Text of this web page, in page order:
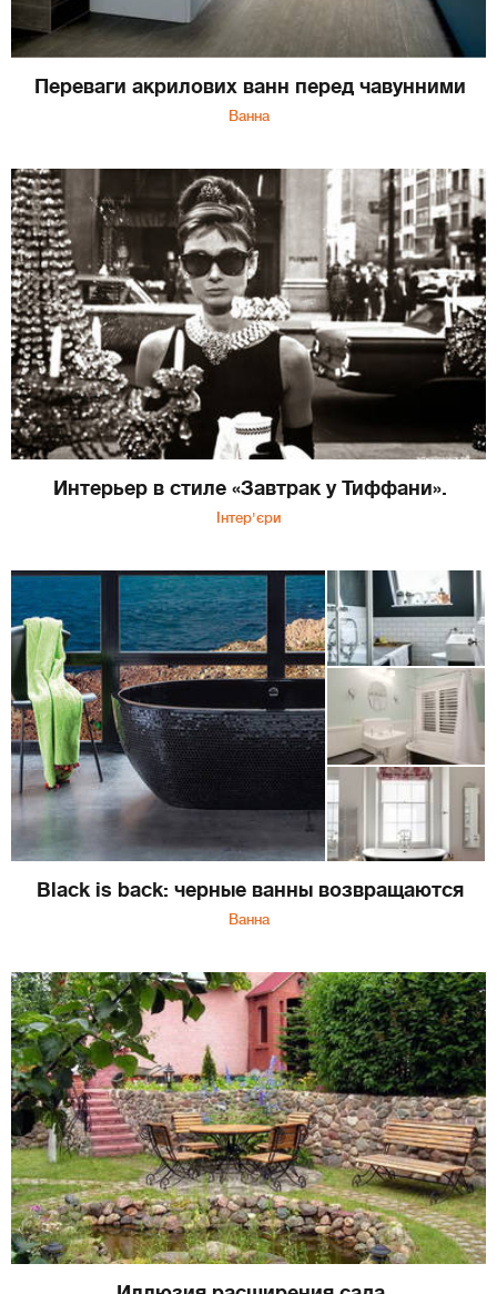
Переваги акрилових ванн перед чавунними
Ванна
Интерьер в стиле «Завтрак у Тиффани».
Інтер'єри
Black is back: черные ванны возвращаются
Ванна